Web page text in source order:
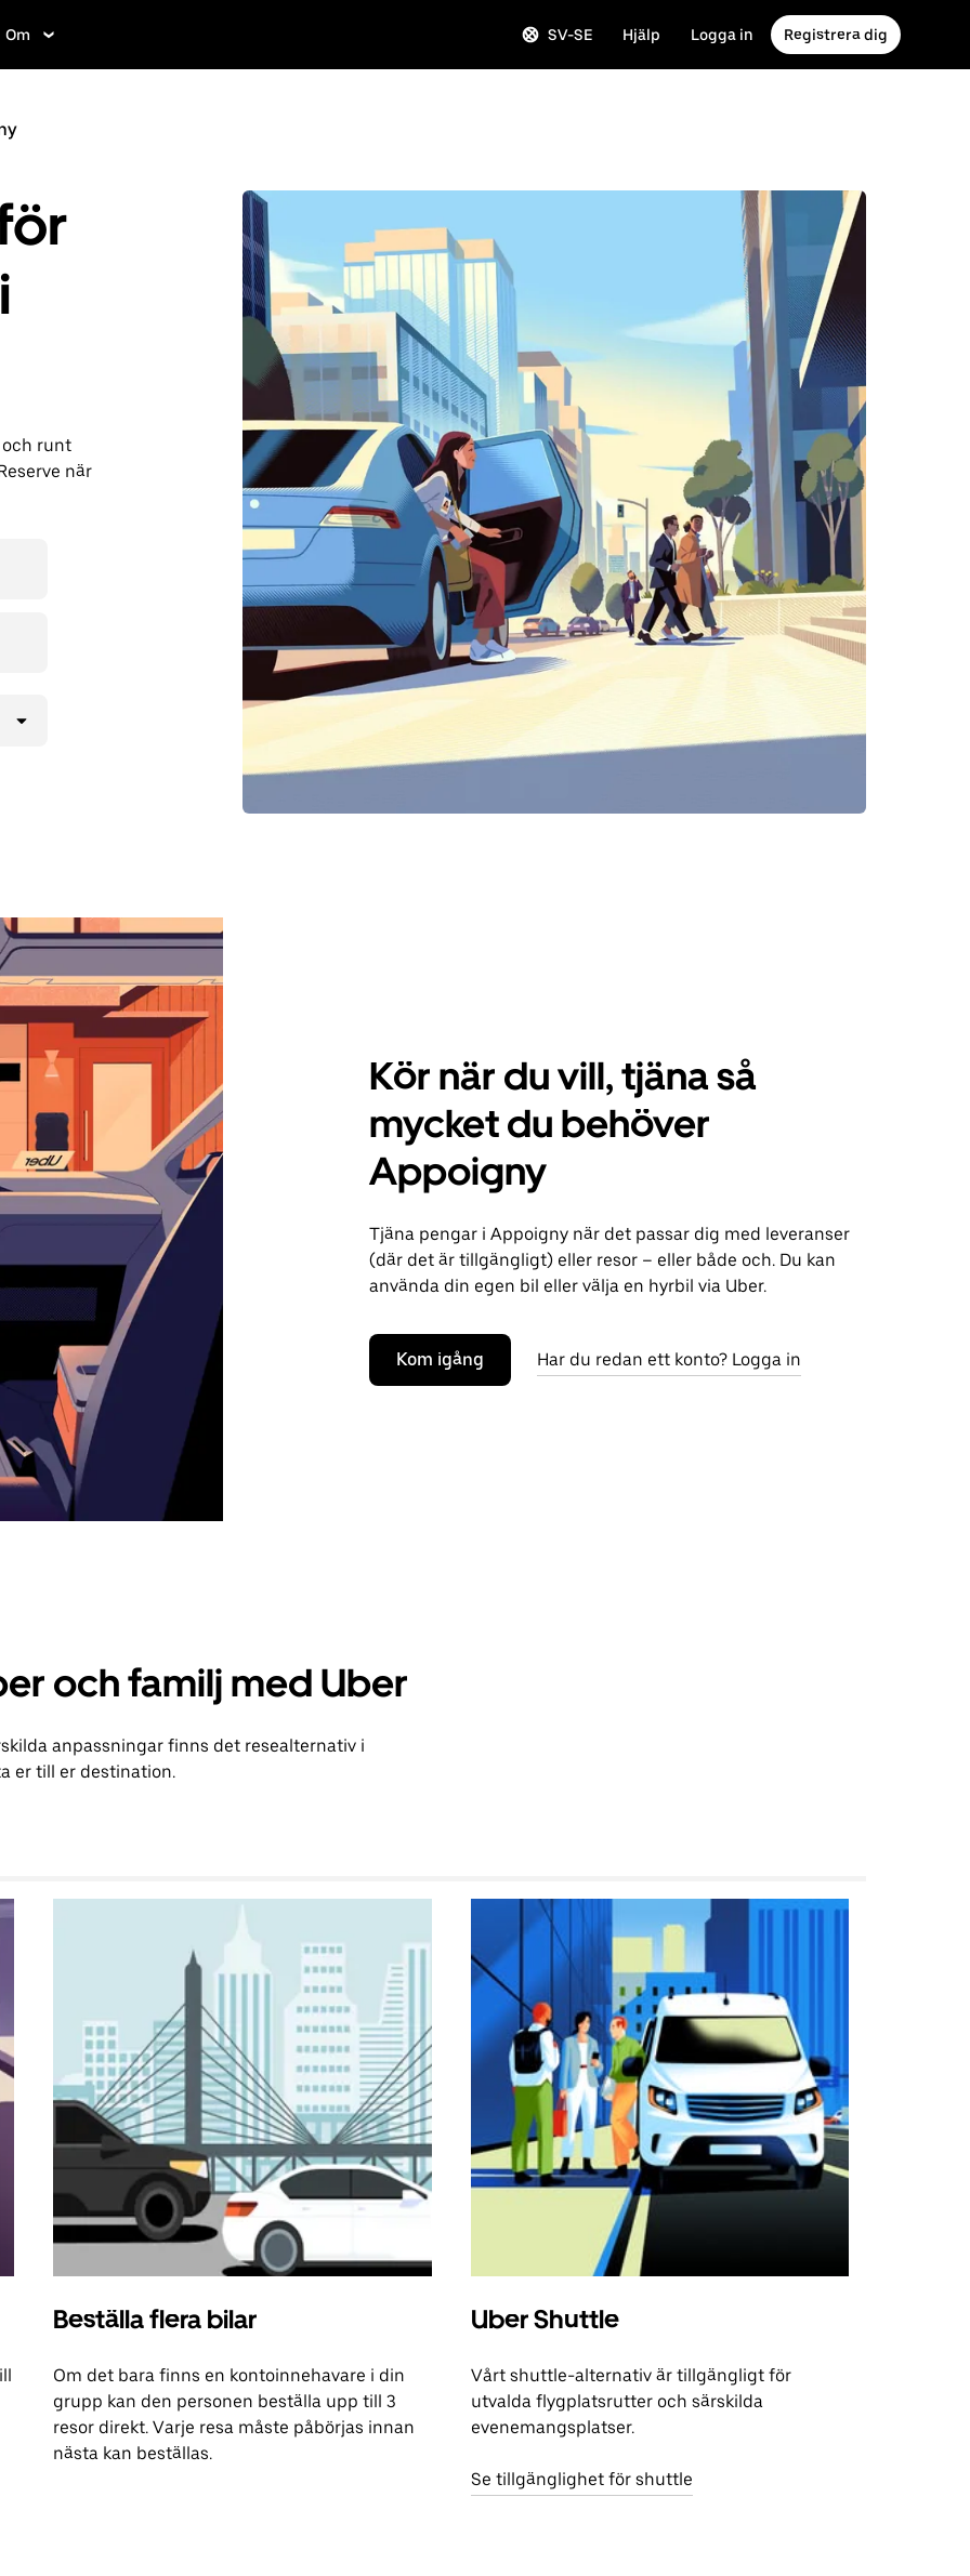
Om SV-SE Hjälp Logga in Registrera dig
runt
när
Kör när du vill, tjäna så
mycket du behöver
Appoigny
Tjäna pengar i Appoigny när det passar dig med leveranser
(där det är tillgängligt) eller resor – eller både och. Du kan
använda din egen bil eller välja en hyrbil via Uber.
Kom igång Har du redan ett konto? Logga in
och familj med Uber
anpassningar finns det resealternativ i
er till er destination.
Beställa flera bilar
Om det bara finns en kontoinnehavare i din
grupp kan den personen beställa upp till 3
resor direkt. Varje resa måste påbörjas innan
nästa kan beställas.
Uber Shuttle
Vårt shuttle-alternativ är tillgängligt för
utvalda flygplatsrutter och särskilda
evenemangsplatser.
Se tillgänglighet för shuttle